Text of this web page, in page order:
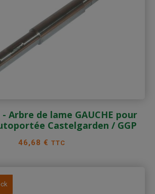
- Arbre de lame GAUCHE pour
Castelgarden / GGP
Prix
46,68 € TTC